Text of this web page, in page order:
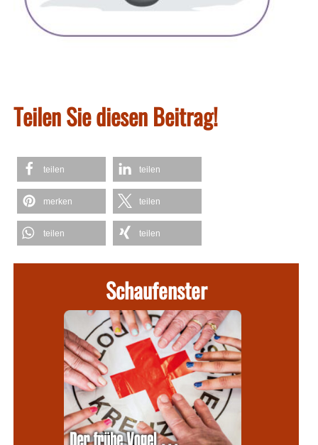
Teilen Sie diesen Beitrag!
teilen teilen
merken teilen
teilen teilen
Schaufenster